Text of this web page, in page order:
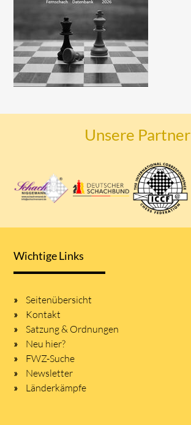
Unsere Partner
Wichtige Links
Seitenübersicht
Kontakt
Satzung & Ordnungen
Neu hier?
FWZ-Suche
Newsletter
Länderkämpfe